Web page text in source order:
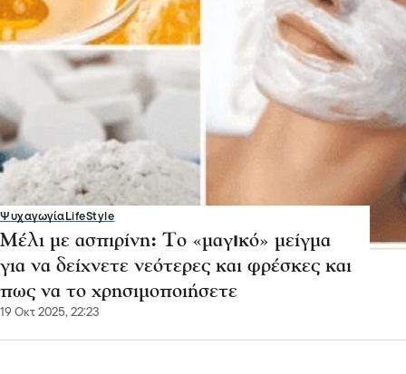
Ψυχαγωγία LifeStyle
Μέλι με ασπιρίνη: Το «μαγıκό» μείγμα
για να δείχνετε νεότερες και φρέσκες και
πως να το χρησιμοποιήσετε
19 Οκτ 2025, 22:23